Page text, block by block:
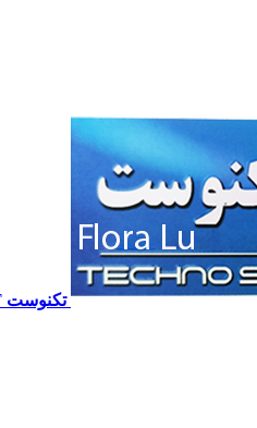
تکنوست TECHNOSET | فروش تعمیرات آموزش برنامه نویسی cnc زیمنس فانوک هایدن siemens ,fanuc, heidenhain ,hust, gsk